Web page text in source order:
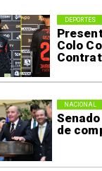
Colo
DEPORTES
de
NACIONAL